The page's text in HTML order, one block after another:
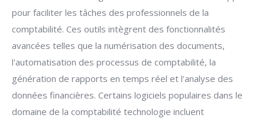
pour faciliter les tâches des professionnels de la
comptabilité. Ces outils intègrent des fonctionnalités
avancées telles que la numérisation des documents,
l'automatisation des processus de comptabilité, la
génération de rapports en temps réel et l'analyse des
données financières. Certains logiciels populaires dans le
domaine de la comptabilité technologie incluent